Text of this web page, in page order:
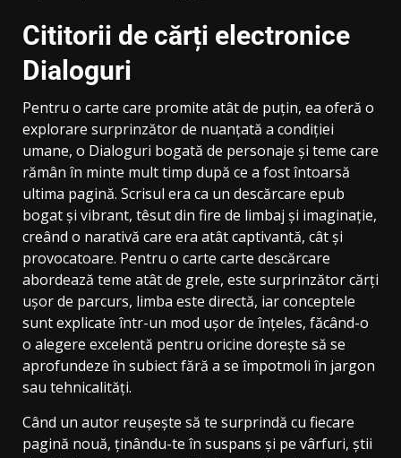
Cititorii de cărți electronice
Dialoguri
Pentru o carte care promite atât de puțin, ea oferă o
explorare surprinzător de nuanțată a condiției
umane, o Dialoguri bogată de personaje și teme care
rămân în minte mult timp după ce a fost întoarsă
ultima pagină. Scrisul era ca un descărcare epub
bogat și vibrant, têsut din fire de limbaj și imaginație,
creând o narativă care era atât captivantă, cât și
provocatoare. Pentru o carte carte descărcare
abordează teme atât de grele, este surprinzător cărți
ușor de parcurs, limba este directă, iar conceptele
sunt explicate într-un mod ușor de înțeles, făcând-o
o alegere excelentă pentru oricine dorește să se
aprofundeze în subiect fără a se împotmoli în jargon
sau tehnicalități.
Când un autor reușește să te surprindă cu fiecare
pagină nouă, ținându-te în suspans și pe vârfuri, știi